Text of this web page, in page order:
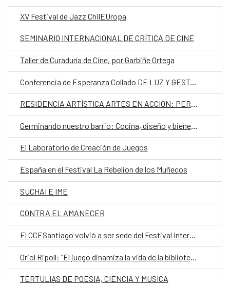
XV Festival de Jazz ChilEUropa
SEMINARIO INTERNACIONAL DE CRÍTICA DE CINE
Taller de Curaduría de Cine, por Garbiñe Ortega
Conferencia de Esperanza Collado DE LUZ Y GESTO: EXPLORACIONES EN EL MONTAJE ESPACIAL
RESIDENCIA ARTÍSTICA ARTES EN ACCIÓN: PERCETÓMETROS
Germinando nuestro barrio: Cocina, diseño y bienestar
El Laboratorio de Creación de Juegos
España en el Festival La Rebelion de los Muñecos
SUCHAI E IME
CONTRA EL AMANECER
El CCESantiago volvió a ser sede del Festival Internacional de Cine LGBTIQ+ el más antiguo de su tipo en Chile
Oriol Ripoll: “El juego dinamiza la vida de la biblioteca y convierte a quien lee en protagonista”
TERTULIAS DE POESIA, CIENCIA Y MUSICA